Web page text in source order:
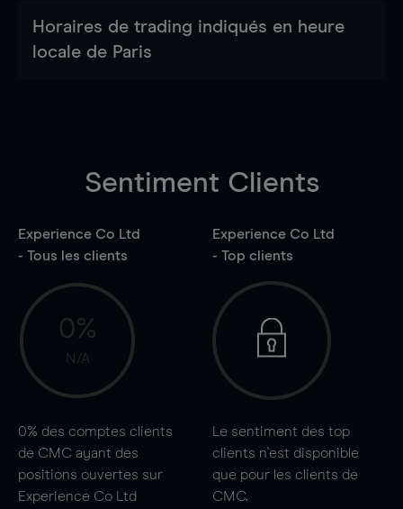
Horaires de trading indiqués en heure
locale de Paris
Sentiment Clients
Experience Co Ltd
- Tous les clients
0%
N/A
0% des comptes clients
de CMC ayant des
positions ouvertes sur
Experience Co Ltd
Experience Co Ltd
- Top clients
Le sentiment des top
clients n'est disponible
que pour les clients de
CMC.